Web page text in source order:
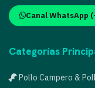
Canal WhatsApp
Categorías
Pollo Campero &